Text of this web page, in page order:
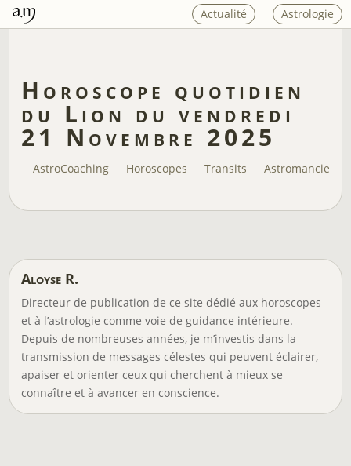
Actualité Astrologie
Horoscope quotidien
du Lion du vendredi
21 Novembre 2025
AstroCoaching Horoscopes Transits Astromancie
Aloyse R.
Directeur de publication de ce site dédié aux horoscopes
et à l’astrologie comme voie de guidance intérieure.
Depuis de nombreuses années, je m’investis dans la
transmission de messages célestes qui peuvent éclairer,
apaiser et orienter ceux qui cherchent à mieux se
connaître et à avancer en conscience.